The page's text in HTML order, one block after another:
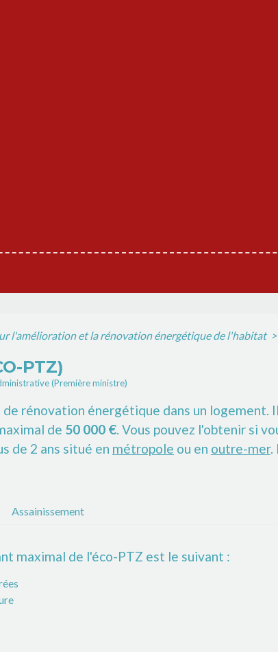
l'amélioration et la rénovation énergétique de l'habitat >
PTZ)
(Première ministre)
rénovation énergétique dans un logement.
de 50 000 €. Vous pouvez l'obtenir si
de 2 ans situé en métropole ou en outre-mer.
Assainissement
maximal de l'éco-PTZ est le suivant :